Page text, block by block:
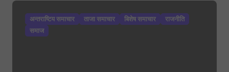
अन्तराष्टिय समाचार ताजा समाचार बिशेष समाचार
राजनीति
समाज